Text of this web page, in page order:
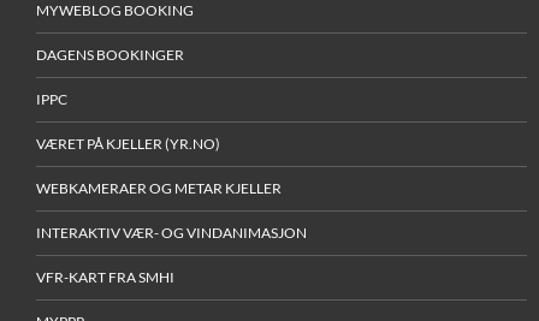
MYWEBLOG BOOKING
DAGENS BOOKINGER
IPPC
VÆRET PÅ KJELLER (YR.NO)
WEBKAMERAER OG METAR KJELLER
INTERAKTIV VÆR- OG VINDANIMASJON
VFR-KART FRA SMHI